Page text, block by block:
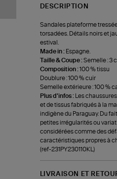
DESCRIPTION
Sandales plateforme
torsadées. Détails noirs et
estival.
Made in : Espagne.
Taille & Coupe :Semelle : 3
Composition :100 % tissu
Doublure : 100 % cuir
Semelle extérieure : 100 %
Plus d'infos :
Les
et de tissus fabriqués à la
indigène du Paraguay. Du
petites irrégularités ou
considérées comme des
caractéristiques propres à
(ref-231PY230110KL)
LIVRAISON ET